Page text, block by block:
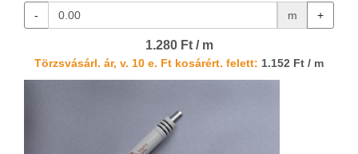
- m +
1.280 Ft / m
Törzsvásárl. ár, v. 10 e. Ft kosárért. felett: 1.152 Ft / m